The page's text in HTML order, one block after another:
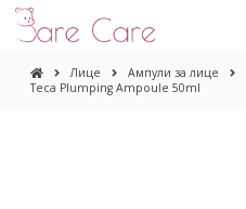
Лице Ампули за лице
Teca Plumping Ampoule 50ml